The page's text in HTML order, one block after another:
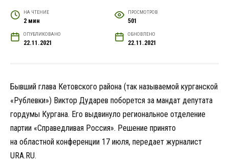
НА ЧТЕНИЕ
2 мин
ПРОСМОТРОВ
501
ОПУБЛИКОВАНО
22.11.2021
ОБНОВЛЕНО
22.11.2021
Бывший глава Кетовского района (так называемой курганской
«Рублевки») Виктор Дударев поборется за мандат депутата
гордумы Кургана. Его выдвинуло региональное отделение
партии «Справедливая Россия». Решение принято
на областной конференции 17 июля, передает журналист
URA.RU.